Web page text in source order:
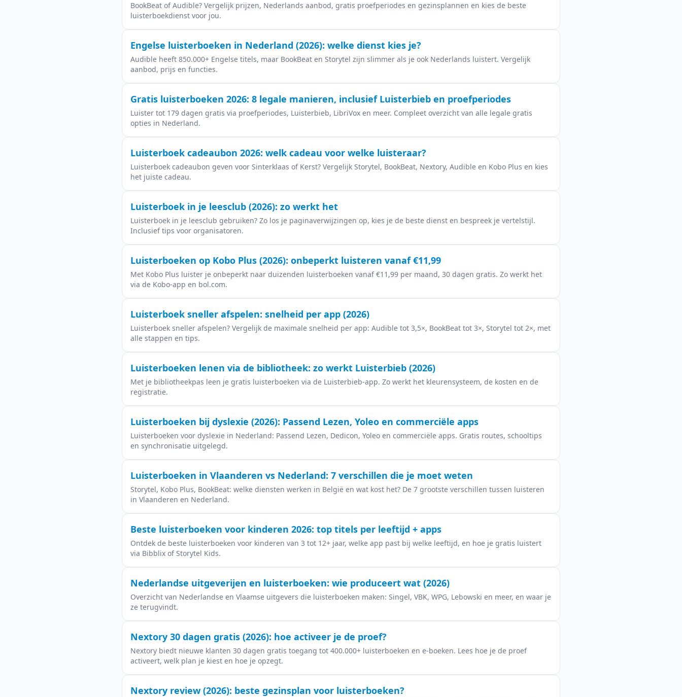
BookBeat of Audible? Vergelijk prijzen, Nederlands aanbod, gratis proefperiodes en gezinsplannen en kies de beste
luisterboekdienst voor jou.
Engelse luisterboeken in Nederland (2026): welke dienst kies je?
Audible heeft 850.000+ Engelse titels, maar BookBeat en Storytel zijn slimmer als je ook Nederlands luistert. Vergelijk
aanbod, prijs en functies.
Gratis luisterboeken 2026: 8 legale manieren, inclusief Luisterbieb en proefperiodes
Luister tot 179 dagen gratis via proefperiodes, Luisterbieb, LibriVox en meer. Compleet overzicht van alle legale gratis
opties in Nederland.
Luisterboek cadeaubon 2026: welk cadeau voor welke luisteraar?
Luisterboek cadeaubon geven voor Sinterklaas of Kerst? Vergelijk Storytel, BookBeat, Nextory, Audible en Kobo Plus en kies
het juiste cadeau.
Luisterboek in je leesclub (2026): zo werkt het
Luisterboek in je leesclub gebruiken? Zo los je paginaverwijzingen op, kies je de beste dienst en bespreek je vertelstijl.
Inclusief tips voor organisatoren.
Luisterboeken op Kobo Plus (2026): onbeperkt luisteren vanaf €11,99
Met Kobo Plus luister je onbeperkt naar duizenden luisterboeken vanaf €11,99 per maand, 30 dagen gratis. Zo werkt het
via de Kobo-app en bol.com.
Luisterboek sneller afspelen: snelheid per app (2026)
Luisterboek sneller afspelen? Vergelijk de maximale snelheid per app: Audible tot 3,5×, BookBeat tot 3×, Storytel tot 2×, met
alle stappen en tips.
Luisterboeken lenen via de bibliotheek: zo werkt Luisterbieb (2026)
Met je bibliotheekpas leen je gratis luisterboeken via de Luisterbieb-app. Zo werkt het kleurensysteem, de kosten en de
registratie.
Luisterboeken bij dyslexie (2026): Passend Lezen, Yoleo en commerciële apps
Luisterboeken voor dyslexie in Nederland: Passend Lezen, Dedicon, Yoleo en commerciële apps. Gratis routes, schooltips
en synchronisatie uitgelegd.
Luisterboeken in Vlaanderen vs Nederland: 7 verschillen die je moet weten
Storytel, Kobo Plus, BookBeat: welke diensten werken in België en wat kost het? De 7 grootste verschillen tussen luisteren
in Vlaanderen en Nederland.
Beste luisterboeken voor kinderen 2026: top titels per leeftijd + apps
Ontdek de beste luisterboeken voor kinderen van 3 tot 12+ jaar, welke app past bij welke leeftijd, en hoe je gratis luistert
via Bibblix of Storytel Kids.
Nederlandse uitgeverijen en luisterboeken: wie produceert wat (2026)
Overzicht van Nederlandse en Vlaamse uitgevers die luisterboeken maken: Singel, VBK, WPG, Lebowski en meer, en waar je
ze terugvindt.
Nextory 30 dagen gratis (2026): hoe activeer je de proef?
Nextory biedt nieuwe klanten 30 dagen gratis toegang tot 400.000+ luisterboeken en e-boeken. Lees hoe je de proef
activeert, welk plan je kiest en hoe je opzegt.
Nextory review (2026): beste gezinsplan voor luisterboeken?